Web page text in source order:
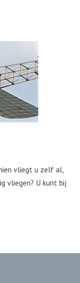
vliegt u zelf al,
vliegen? U kunt bij